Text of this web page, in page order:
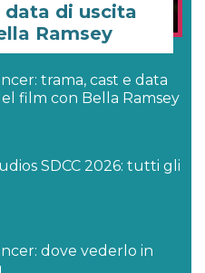
data di uscita
Ramsey
trama, cast e data
film con Bella Ramsey
SDCC 2026: tutti gli
dove vederlo in